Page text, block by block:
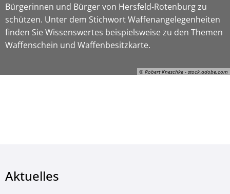
© Robert Kneschke - stock.adobe.com
Bürgerinnen und Bürger von Hersfeld-Rotenburg zu
schützen. Unter dem Stichwort Waffenangelegenheiten
finden Sie Wissenswertes beispielsweise zu den Themen
Waffenschein und Waffenbesitzkarte.
Aktuelles